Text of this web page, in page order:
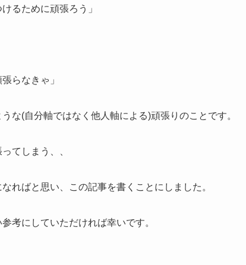
るために頑張ろう」
らなきゃ」
な(自分軸ではなく他人軸による)頑張りのことです。
てしまう、、
ればと思い、この記事を書くことにしました。
考にしていただければ幸いです。